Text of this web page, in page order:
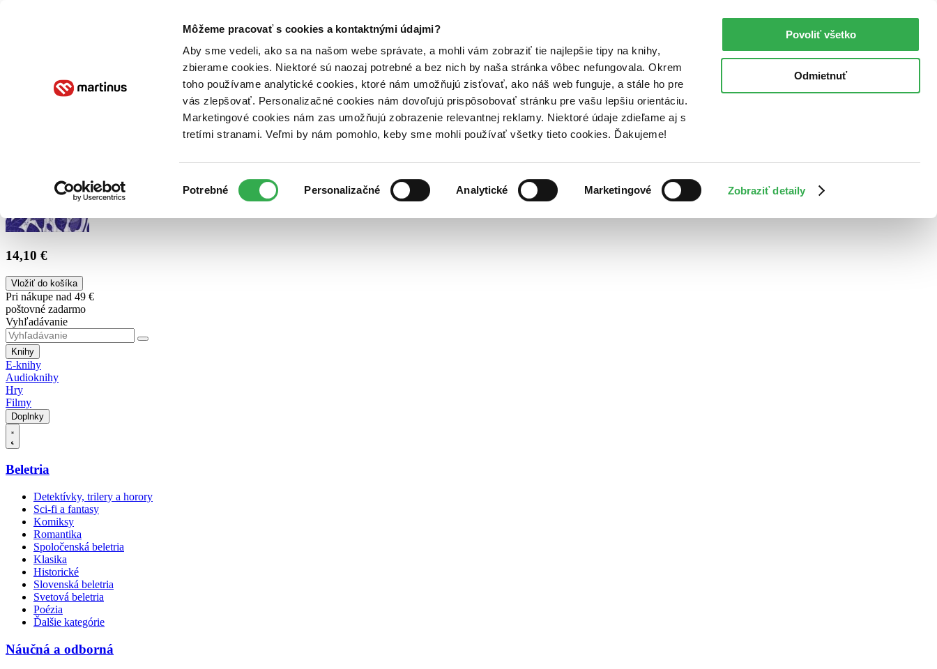
Môžeme pracovať s cookies a kontaktnými údajmi?
Aby sme vedeli, ako sa na našom webe správate, a mohli vám zobraziť tie najlepšie tipy na knihy,
zbierame cookies. Niektoré sú naozaj potrebné a bez nich by naša stránka vôbec nefungovala. Okrem
toho používame analytické cookies, ktoré nám umožňujú zisťovať, ako náš web funguje, a stále ho pre
vás zlepšovať. Personalizačné cookies nám dovoľujú prispôsobovať stránku pre vašu lepšiu orientáciu.
Marketingové cookies nám zas umožňujú zobrazenie relevantnej reklamy. Niektoré údaje zdieľame aj s
tretími stranami. Veľmi by nám pomohlo, keby sme mohli používať všetky tieto cookies. Ďakujeme!
súhlasu
Potrebné Personalizačné Analytické Marketingové Zobraziť detaily
Povoliť všetko
Odmietnuť
Poukážky Kontakt
14,10 €
Vložiť do košíka
Pri nákupe nad 49 €
poštovné zadarmo
Vyhľadávanie
Knihy
E-knihy
Audioknihy
Hry
Filmy
Doplnky
Beletria
Detektívky, trilery a horory
Sci-fi a fantasy
Komiksy
Romantika
Spoločenská beletria
Klasika
Historické
Slovenská beletria
Svetová beletria
Poézia
Ďalšie kategórie
Náučná a odborná